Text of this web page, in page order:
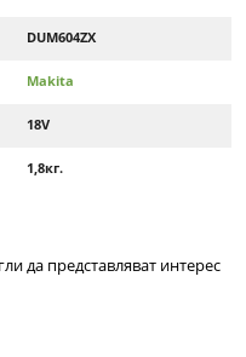
DUM604ZX
Makita
18V
1,8кг.
да представляват интерес